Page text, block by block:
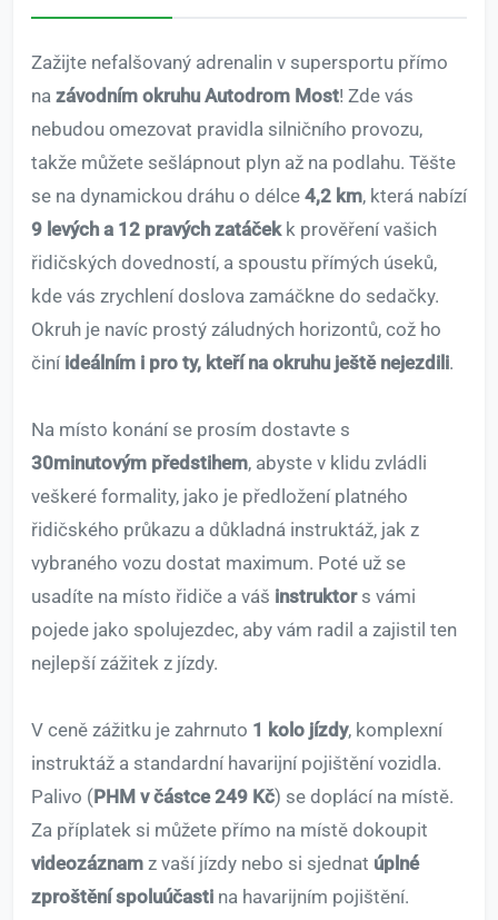
Zažijte nefalšovaný adrenalin v supersportu přímo
na závodním okruhu Autodrom Most! Zde vás
nebudou omezovat pravidla silničního provozu,
takže můžete sešlápnout plyn až na podlahu. Těšte
se na dynamickou dráhu o délce 4,2 km, která nabízí
9 levých a 12 pravých zatáčekk prověření vašich
řidičských dovedností, a spoustu přímých úseků,
kde vás zrychlení doslova zamáčkne do sedačky.
Okruh je navíc prostý záludných horizontů, což ho
činí ideálním i pro ty, kteří na okruhu ještě nejezdili.
Na místo konání se prosím dostavte s
30minutovým předstihem, abyste v klidu zvládli
veškeré formality, jako je předložení platného
řidičského průkazu a důkladná instruktáž, jak z
vybraného vozu dostat maximum. Poté už se
usadíte na místo řidiče a váš instruktors vámi
pojede jako spolujezdec, aby vám radil a zajistil ten
nejlepší zážitek z jízdy.
V ceně zážitku je zahrnuto 1 kolo jízdy, komplexní
instruktáž a standardní havarijní pojištění vozidla.
Palivo (PHM v částce 249 Kč) se doplácí na místě.
Za příplatek si můžete přímo na místě dokoupit
videozáznam z vaší jízdy nebo si sjednat úplné
zproštění spoluúčasti na havarijním pojištění.